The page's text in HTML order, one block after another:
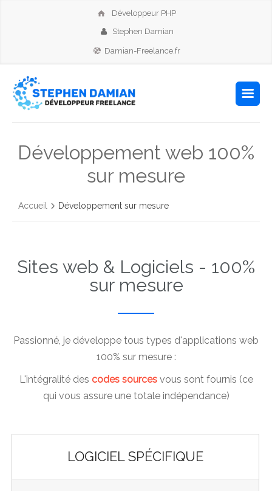
Développeur PHP
Stephen Damian
Damian-Freelance.fr
Développement web 100%
sur mesure
Accueil Développement sur mesure
Sites web & Logiciels - 100%
sur mesure
Passionné, je développe tous types d'applications web
100% sur mesure :
L'intégralité des codes sourcesvous sont fournis (ce
qui vous assure une totale indépendance)
LOGICIEL SPÉCIFIQUE